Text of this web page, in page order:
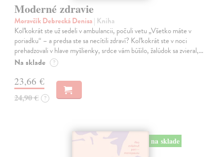
Moderné zdravie
Moravčík Debrecká Denisa| Kniha
Koľkokrát ste už sedeli v ambulancii, počuli vetu „Všetko máte v
poriadku“ – a predsa ste sa necítili zdraví? Koľkokrát ste v noci
prehadzovali v hlave myšlienky, srdce vám búšilo, žalúdok sa zvieral,…
Na sklade ?
23,66 €
24,90 € ?
na sklade